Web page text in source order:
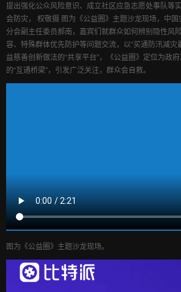
提出强化公众风险意识、成立社区应急志愿处事队等
会防灾， 权敬摄 图为《公益圈》主题沙龙现场，中
分会副主任委员郝南，嘉宾们就群众如何辨别隐性风
容、特殊群体优先防护等问题交流，以“买通防汛减灾
益慈善创新做法的“共享平台”，《公益圈》定位为政
的“互通桥梁”，引发广泛关注，群众会自救。
图为《公益圈》主题沙龙现场。